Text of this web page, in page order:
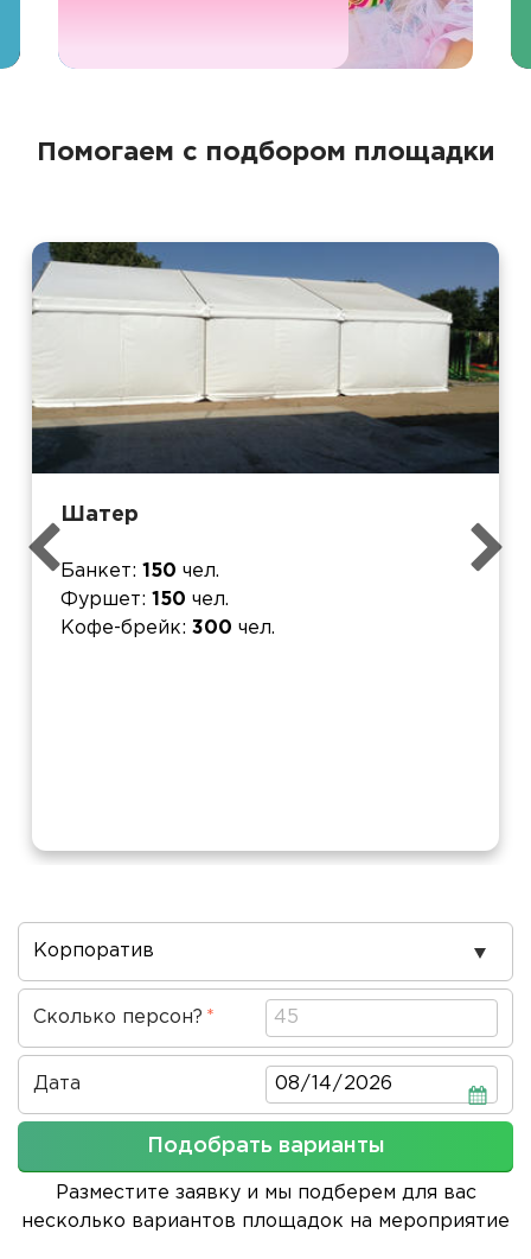
Помогаем с подбором площадки
Шатер
Банкет 150 чел.
Фуршет
150 чел.
Кофе-брейк
300 чел.
Повод
проведения
Сколько персон?
Дата Дата
Подобрать варианты
Разместите заявку и мы подберем для вас
несколько вариантов площадок на мероприятие